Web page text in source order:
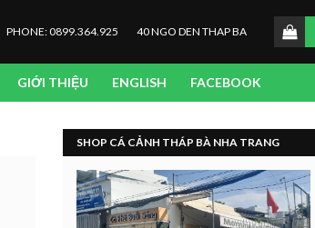
PHONE: 0899.364.925 40 NGO DEN THAP BA
GIỚI THIỆU ENGLISH FACEBOOK
SHOP CÁ CẢNH THÁP BÀ NHA TRANG